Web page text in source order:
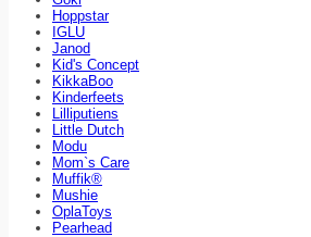
Hoppstar
IGLU
Janod
Kid's Concept
KikkaBoo
Kinderfeets
Lilliputiens
Little Dutch
Modu
Mom`s Care
Muffik®
Mushie
OplaToys
Pearhead